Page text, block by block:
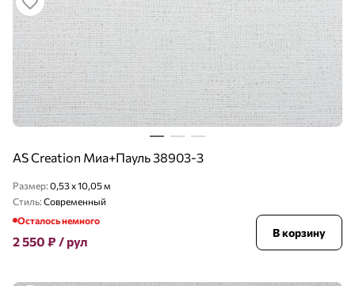
AS Creation Миа+Пауль 38903-3
Размер: 0,53 x 10,05 м
Стиль: Современный
Осталось немного
2 550 ₽ / рул
В корзину